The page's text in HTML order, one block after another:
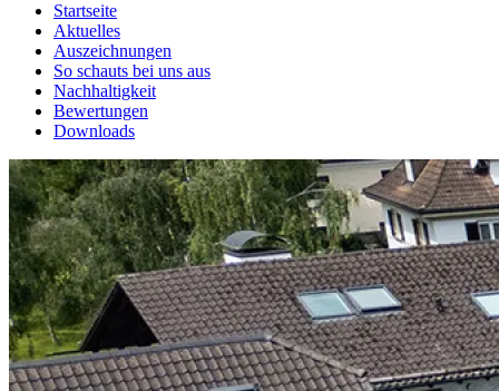
Startseite
Aktuelles
Auszeichnungen
So schauts bei uns aus
Nachhaltigkeit
Bewertungen
Downloads